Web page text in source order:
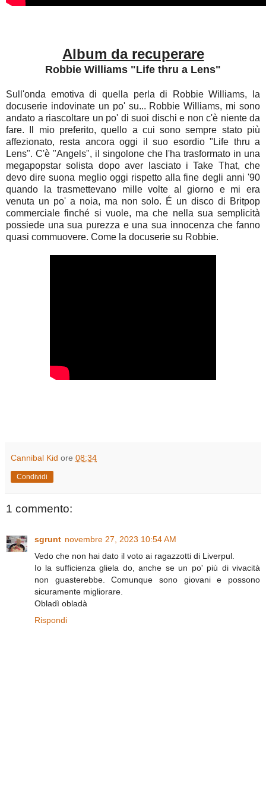
Album da recuperare
Robbie Williams "Life thru a Lens"
Sull'onda emotiva di quella perla di Robbie Williams, la
docuserie indovinate un po' su... Robbie Williams, mi sono
andato a riascoltare un po' di suoi dischi e non c'è niente da
fare. Il mio preferito, quello a cui sono sempre stato più
affezionato, resta ancora oggi il suo esordio "Life thru a
Lens". C'è "Angels", il singolone che l'ha trasformato in una
megapopstar solista dopo aver lasciato i Take That, che
devo dire suona meglio oggi rispetto alla fine degli anni '90
quando la trasmettevano mille volte al giorno e mi era
venuta un po' a noia, ma non solo. É un disco di Britpop
commerciale finché si vuole, ma che nella sua semplicità
possiede una sua purezza e una sua innocenza che fanno
quasi commuovere. Come la docuserie su Robbie.
Cannibal Kid ore 08:34
Condividi
1 commento:
sgrunt novembre 27, 2023 10:54 AM
Vedo che non hai dato il voto ai ragazzotti di Liverpul.
Io la sufficienza gliela do, anche se un po' più di vivacità
non guasterebbe. Comunque sono giovani e possono
sicuramente migliorare.
Obladì obladà
Rispondi